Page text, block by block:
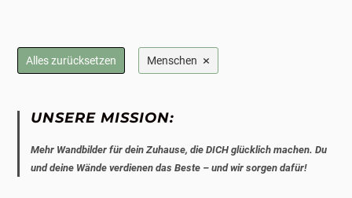
Alles zurücksetzen Menschen ×
UNSERE MISSION:
Mehr Wandbilder für dein Zuhause, die DICH glücklich machen. Du
und deine Wände verdienen das Beste – und wir sorgen dafür!